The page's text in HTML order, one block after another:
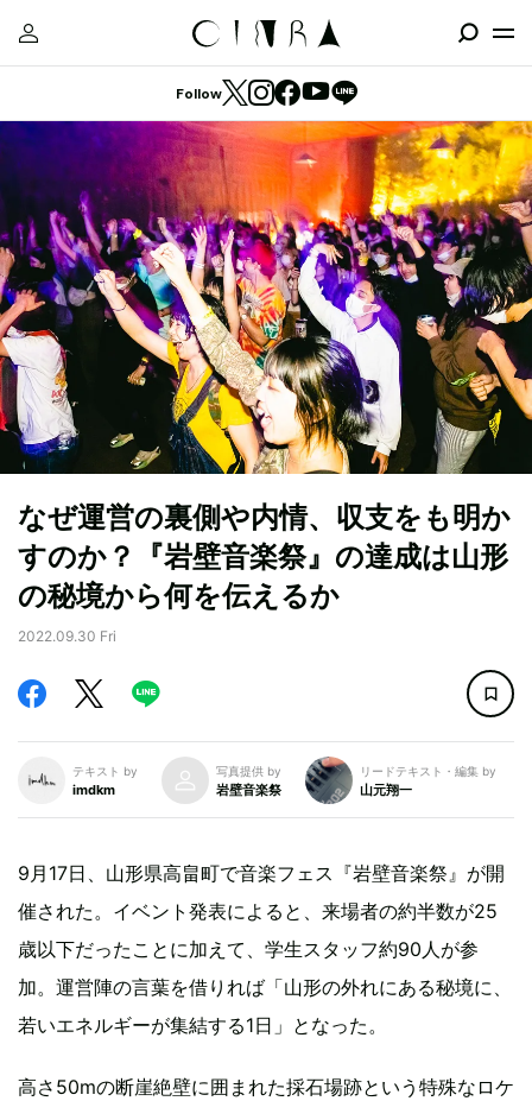
Follow
なぜ運営の裏側や内情、収支をも明か
すのか？『岩壁音楽祭』の達成は山形
の秘境から何を伝えるか
2022.09.30 Fri
テキスト by
imdkm
写真提供 by
岩壁音楽祭
リードテキスト・編集 by
山元翔一
9月17日、山形県高畠町で音楽フェス『岩壁音楽祭』が開
催された。イベント発表によると、来場者の約半数が25
歳以下だったことに加えて、学生スタッフ約90人が参
加。運営陣の言葉を借りれば「山形の外れにある秘境に、
若いエネルギーが集結する1日」となった。
高さ50mの断崖絶壁に囲まれた採石場跡という特殊なロケ